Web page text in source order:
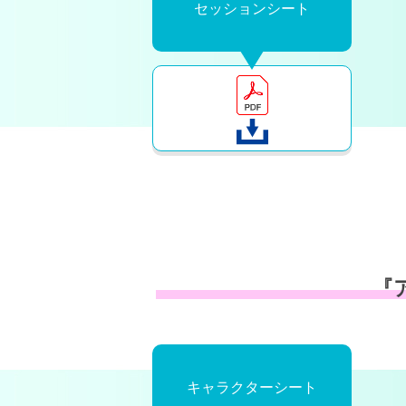
セッションシート
『
キャラクターシート